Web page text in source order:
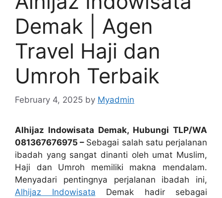
Demak | Agen
Travel Haji dan
Umroh Terbaik
February 4, 2025 by Myadmin
Alhijaz Indowisata Demak, Hubungi TLP/WA
081367676975 – Sebagai salah satu perjalanan
ibadah yang sangat dinanti oleh umat Muslim,
Haji dan Umroh memiliki makna mendalam.
Menyadari pentingnya perjalanan ibadah ini,
Alhijaz Indowisata Demak hadir sebagai